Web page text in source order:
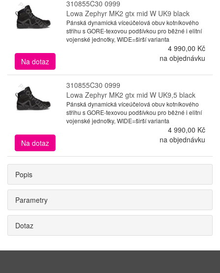
310855C30 0999
Lowa Zephyr MK2 gtx mid W UK9 black
Pánská dynamická víceúčelová obuv kotníkového
střihu s GORE-texovou podšívkou pro běžné i elitní
vojenské jednotky, WIDE=širší varianta
4 990,00 Kč
Na dotaz
na objednávku
310855C30 0999
Lowa Zephyr MK2 gtx mid W UK9,5 black
Pánská dynamická víceúčelová obuv kotníkového
střihu s GORE-texovou podšívkou pro běžné i elitní
vojenské jednotky, WIDE=širší varianta
4 990,00 Kč
Na dotaz
na objednávku
Popis
Parametry
Dotaz